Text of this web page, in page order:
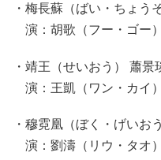
・梅長蘇（ばい・ちょう
演：胡歌（フー・ゴー）
・靖王（せいおう） 蕭景
演：王凱（ワン・カイ）
・穆霓凰（ぼく・げいおう
演：劉濤（リウ・タオ）